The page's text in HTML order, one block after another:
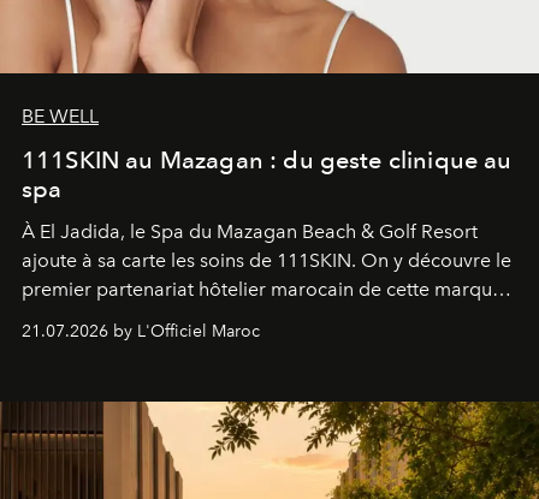
BE WELL
111SKIN au Mazagan : du geste clinique au
spa
À El Jadida, le Spa du Mazagan Beach & Golf Resort
ajoute à sa carte les soins de 111SKIN. On y découvre le
premier partenariat hôtelier marocain de cette marque
britannique, née dans un cabinet de chirurgie plastique
londonien et construite depuis autour d'un actif breveté,
21.07.2026 by L'Officiel Maroc